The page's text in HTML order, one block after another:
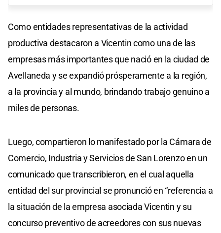
Como entidades representativas de la actividad
productiva destacaron a Vicentin como una de las
empresas más importantes que nació en la ciudad de
Avellaneda y se expandió prósperamente a la región,
a la provincia y al mundo, brindando trabajo genuino a
miles de personas.
Luego, compartieron lo manifestado por la Cámara de
Comercio, Industria y Servicios de San Lorenzo en un
comunicado que transcribieron, en el cual aquella
entidad del sur provincial se pronunció en “referencia a
la situación de la empresa asociada Vicentin y su
concurso preventivo de acreedores con sus nuevas